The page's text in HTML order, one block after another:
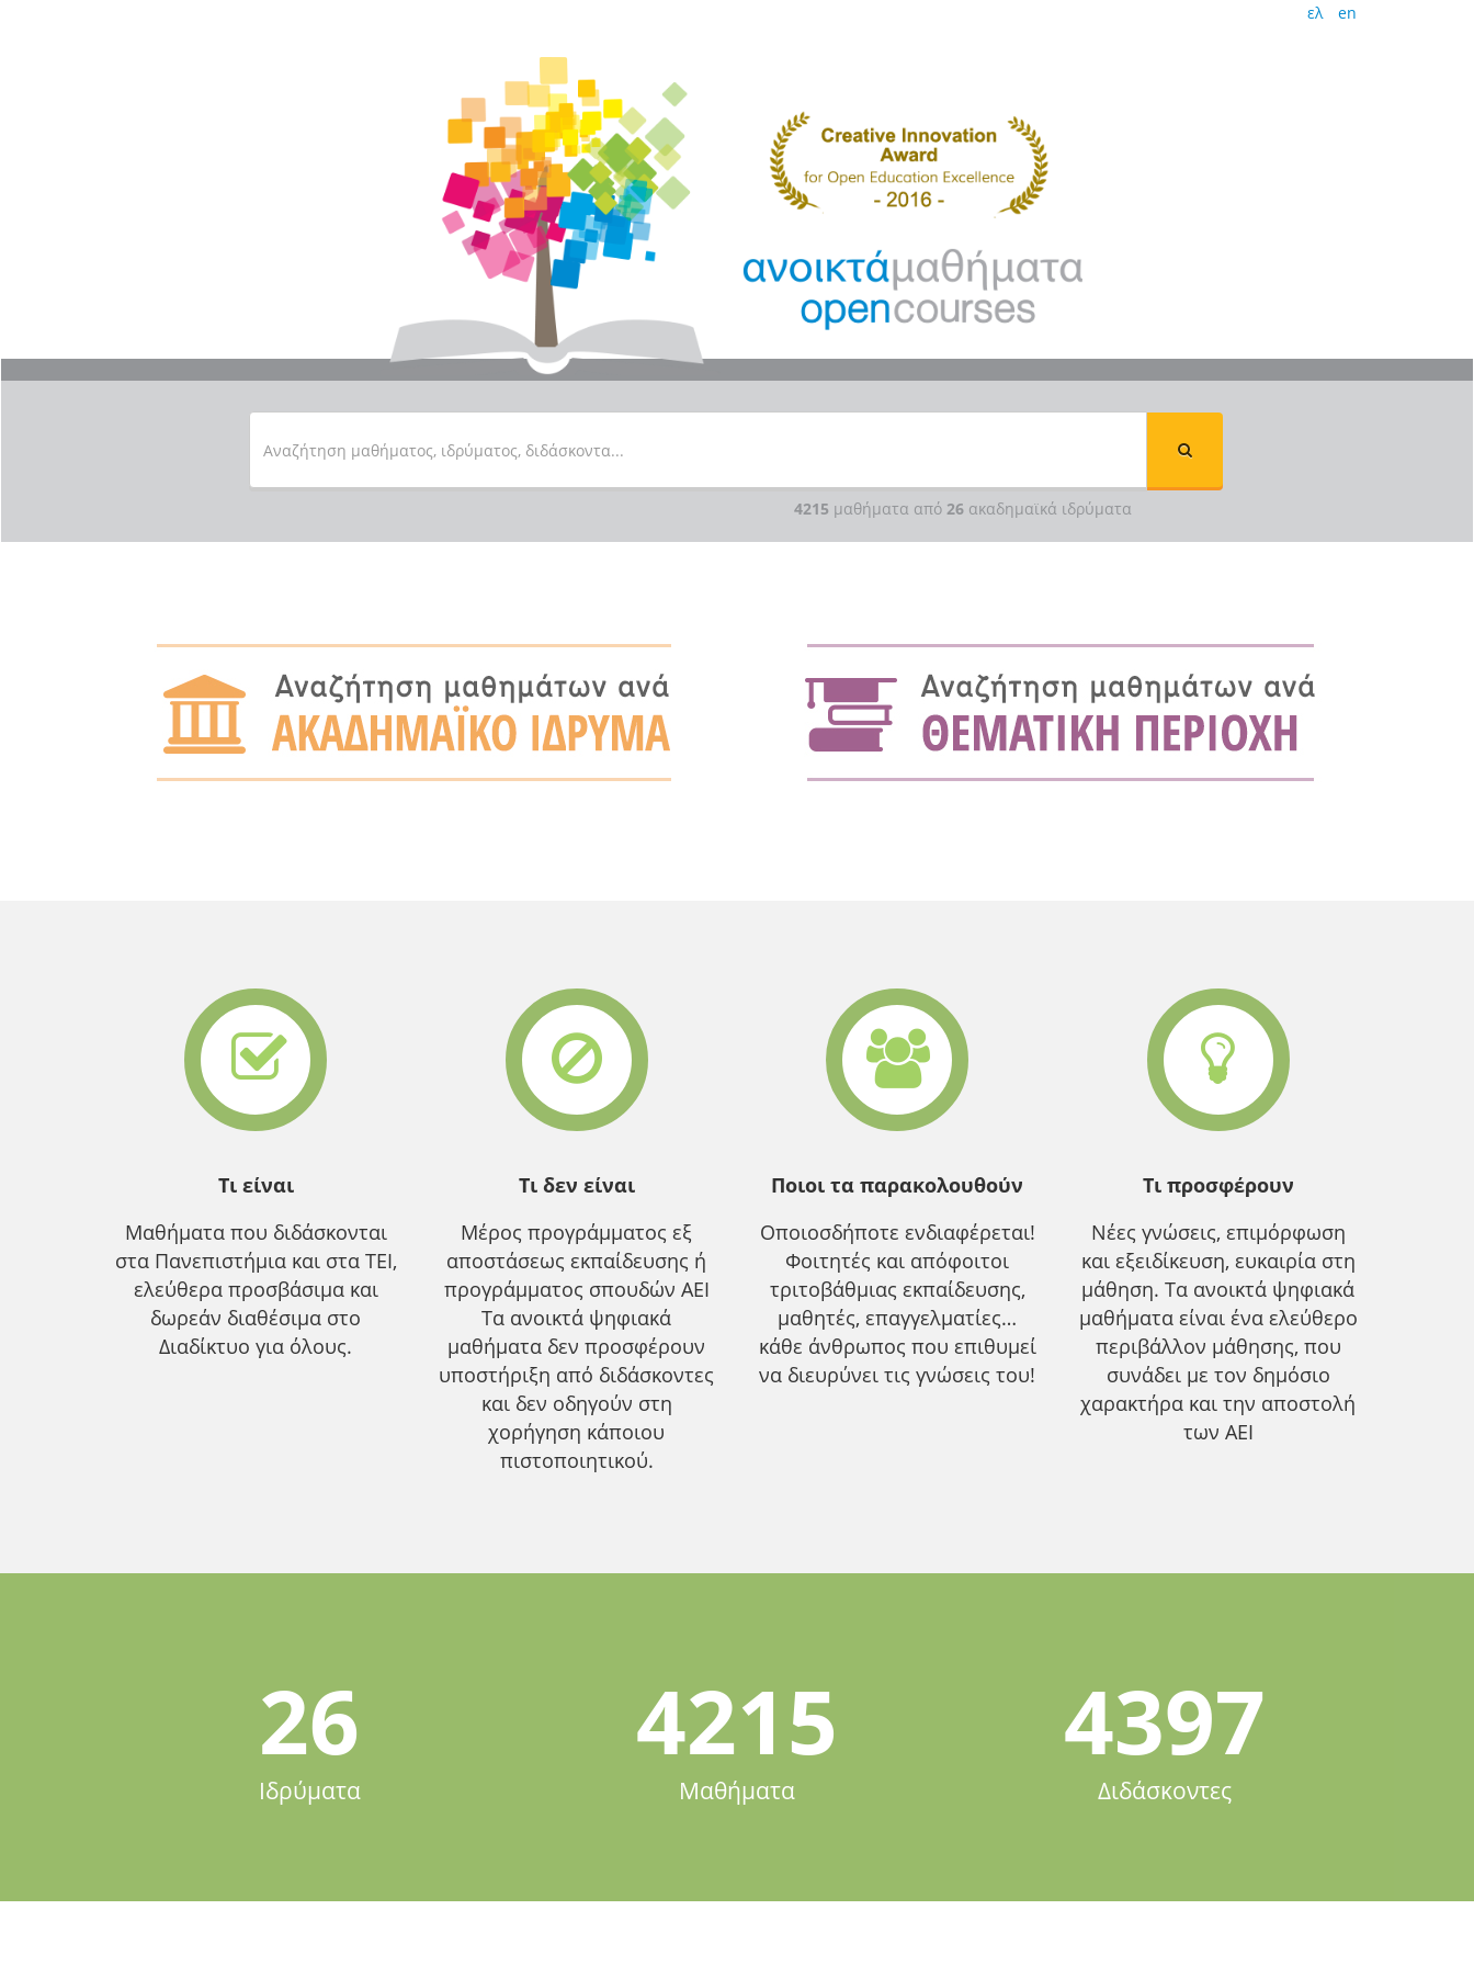
ελ en
4215 μαθήματα από 26 ακαδημαϊκά ιδρύματα
Τι είναι
Μαθήματα που διδάσκονται
στα Πανεπιστήμια και στα ΤΕΙ,
ελεύθερα προσβάσιμα και
δωρεάν διαθέσιμα στο
Διαδίκτυο για όλους.
Τι δεν είναι
Μέρος προγράμματος εξ
αποστάσεως εκπαίδευσης ή
προγράμματος σπουδών ΑΕΙ
Τα ανοικτά ψηφιακά
μαθήματα δεν προσφέρουν
υποστήριξη από διδάσκοντες
και δεν οδηγούν στη
χορήγηση κάποιου
πιστοποιητικού.
Ποιοι τα παρακολουθούν
Οποιοσδήποτε ενδιαφέρεται!
Φοιτητές και απόφοιτοι
τριτοβάθμιας εκπαίδευσης,
μαθητές, επαγγελματίες…
κάθε άνθρωπος που επιθυμεί
να διευρύνει τις γνώσεις του!
Τι προσφέρουν
Νέες γνώσεις, επιμόρφωση
και εξειδίκευση, ευκαιρία στη
μάθηση. Τα ανοικτά ψηφιακά
μαθήματα είναι ένα ελεύθερο
περιβάλλον μάθησης, που
συνάδει με τον δημόσιο
χαρακτήρα και την αποστολή
των ΑΕΙ
26
Ιδρύματα
4215
Μαθήματα
4397
Διδάσκοντες